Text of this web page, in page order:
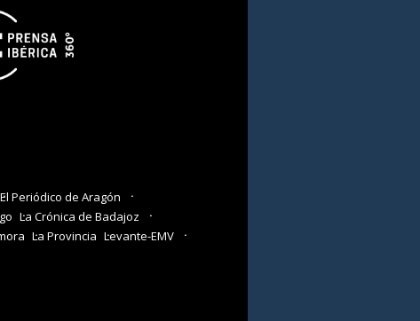
El Periódico de Aragón
La Crónica de Badajoz
La Provincia Levante-EMV